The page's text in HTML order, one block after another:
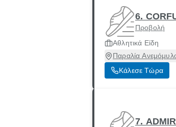
6.
Προβολή
Αθλητικά Είδη
Παραλία
Κάλεσε Τώρα
7.